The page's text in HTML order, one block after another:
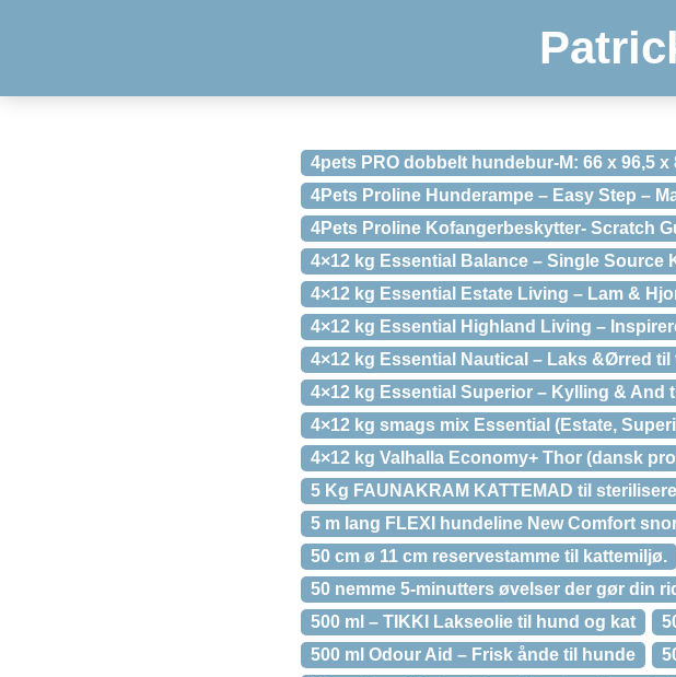
4pets PRO dobbelt hundebur-M: 66 x 96,5 x
4Pets Proline Hunderampe – Easy Step –
4Pets Proline Kofangerbeskytter- Scratch
4×12 kg Essential Balance – Single Source
4×12 kg Essential Estate Living – Lam &
4×12 kg Essential Highland Living –
4×12 kg Essential Nautical – Laks &Ørred
4×12 kg Essential Superior – Kylling & And
4×12 kg smags mix Essential (Estate,
4×12 kg Valhalla Economy+ Thor (dansk
5 Kg FAUNAKRAM KATTEMAD til
5 m lang FLEXI hundeline New Comfort
50 cm ø 11 cm reservestamme til kattemiljø.
50 nemme 5-minutters øvelser der gør din
500 ml – TIKKI Lakseolie til hund og kat
500 ml Odour Aid – Frisk ånde til hunde